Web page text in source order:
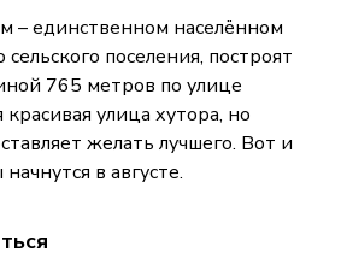
– единственном населённом
поселения, построят
765 метров по улице
улица хутора, но
желать лучшего. Вот и
в августе.